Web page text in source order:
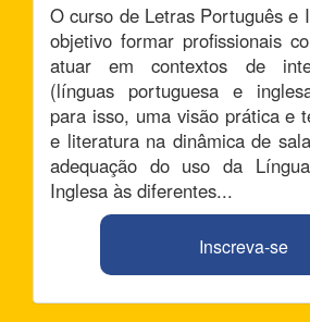
O curso de Letras Português e
objetivo formar profissionais
atuar em contextos de
(línguas portuguesa e
para isso, uma visão prática e
e literatura na dinâmica de
adequação do uso da
Inglesa às diferentes...
Inscreva-se